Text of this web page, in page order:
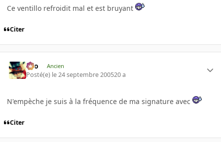
Ce ventillo refroidit mal et est bruyant
Citer
eYo Ancien
Posté(e) le 24 septembre 200520 a
N'empèche je suis à la fréquence de ma signature avec
Citer